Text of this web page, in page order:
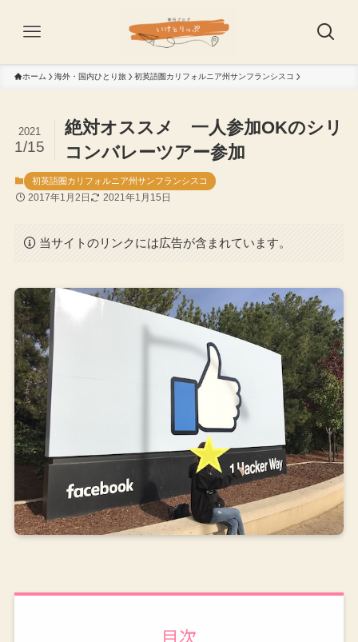
ホーム 海外・国内ひとり旅 初英語圏カリフォルニア州サンフランシスコ
絶対オススメ 一人参加OKのシリ
コンバレーツアー参加
2021
1/15
初英語圏カリフォルニア州サンフランシスコ
2017年1月2日 2021年1月15日
当サイトのリンクには広告が含まれています。
目次